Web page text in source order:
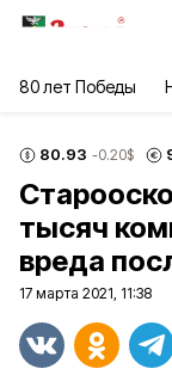
80 лет Победы
80.93 -0.20$
тысяч
вреда
17 марта 2021, 11:38